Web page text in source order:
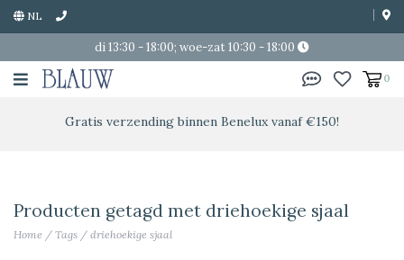
NL
di 13:30 - 18:00; woe-zat 10:30 - 18:00
0
Gratis verzending binnen Benelux vanaf €150!
Producten getagd met driehoekige sjaal
Home / Tags / driehoekige sjaal